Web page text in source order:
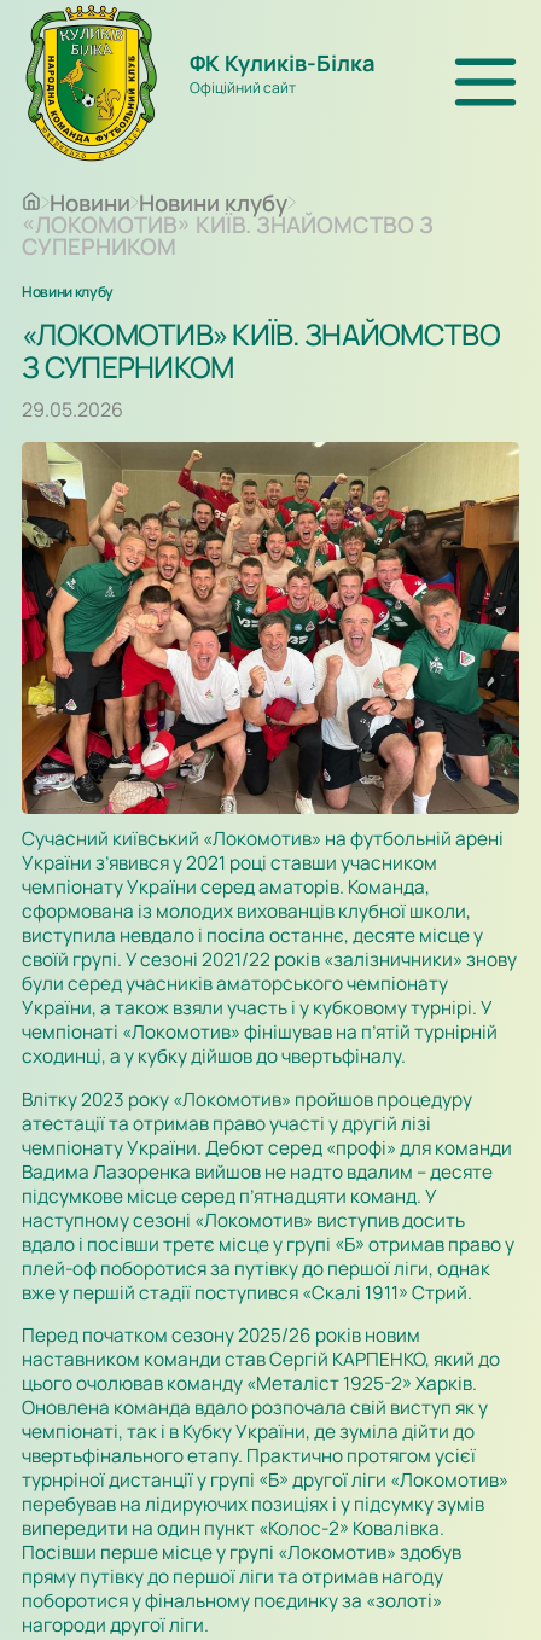
ФК Куликів-Білка
Офіційний сайт
Новини Новини клубу
«ЛОКОМОТИВ» КИЇВ. ЗНАЙОМСТВО З
СУПЕРНИКОМ
Новини клубу
«ЛОКОМОТИВ» КИЇВ. ЗНАЙОМСТВО
З СУПЕРНИКОМ
29.05.2026
Сучасний київський «Локомотив» на футбольній арені
України з’явився у 2021 році ставши учасником
чемпіонату України серед аматорів. Команда,
сформована із молодих вихованців клубної школи,
виступила невдало і посіла останнє, десяте місце у
своїй групі. У сезоні 2021/22 років «залізничники» знову
були серед учасників аматорського чемпіонату
України, а також взяли участь і у кубковому турнірі. У
чемпіонаті «Локомотив» фінішував на п’ятій турнірній
сходинці, а у кубку дійшов до чвертьфіналу.
Влітку 2023 року «Локомотив» пройшов процедуру
атестації та отримав право участі у другій лізі
чемпіонату України. Дебют серед «профі» для команди
Вадима Лазоренка вийшов не надто вдалим – десяте
підсумкове місце серед п’ятнадцяти команд. У
наступному сезоні «Локомотив» виступив досить
вдало і посівши третє місце у групі «Б» отримав право у
плей-оф поборотися за путівку до першої ліги, однак
вже у першій стадії поступився «Скалі 1911» Стрий.
Перед початком сезону 2025/26 років новим
наставником команди став Сергій КАРПЕНКО, який до
цього очолював команду «Металіст 1925-2» Харків.
Оновлена команда вдало розпочала свій виступ як у
чемпіонаті, так і в Кубку України, де зуміла дійти до
чвертьфінального етапу. Практично протягом усієї
турнріної дистанції у групі «Б» другої ліги «Локомотив»
перебував на лідируючих позиціях і у підсумку зумів
випередити на один пункт «Колос-2» Ковалівка.
Посівши перше місце у групі «Локомотив» здобув
пряму путівку до першої ліги та отримав нагоду
поборотися у фінальному поєдинку за «золоті»
нагороди другої ліги.